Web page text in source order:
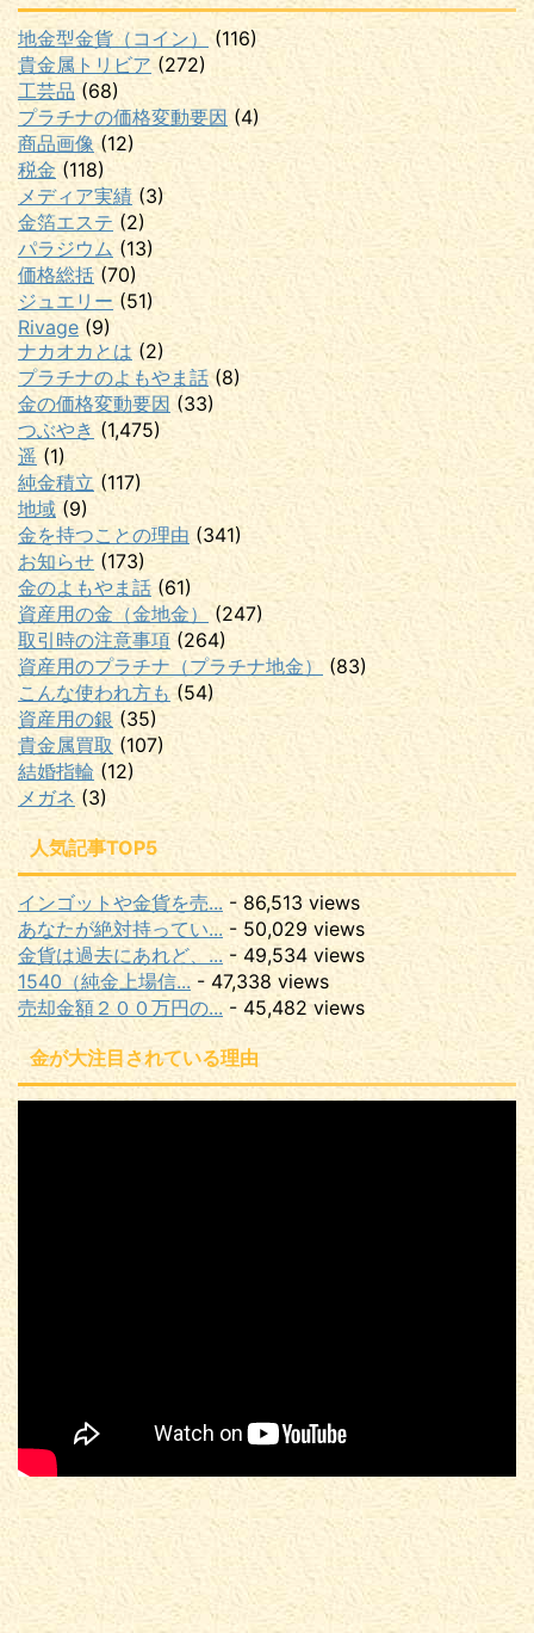
地金型金貨（コイン） (116)
貴金属トリビア(272)
工芸品(68)
プラチナの価格変動要因 (4)
商品画像 (12)
税金 (118)
メディア実績(3)
金箔エステ (2)
パラジウム(13)
価格総括(70)
ジュエリー(51)
Rivage (9)
ナカオカとは (2)
プラチナのよもやま話(8)
金の価格変動要因 (33)
つぶやき (1,475)
遥(1)
純金積立 (117)
地域 (9)
金を持つことの理由 (341)
お知らせ (173)
金のよもやま話 (61)
資産用の金（金地金） (247)
取引時の注意事項 (264)
資産用のプラチナ（プラチナ地金）
(83)
こんな使われ方も (54)
資産用の銀 (35)
貴金属買取 (107)
結婚指輪 (12)
メガネ(3)
人気記事TOP5
インゴットや金貨を売... - 86,513 views
あなたが絶対持ってい... - 50,029 views
金貨は過去にあれど、... - 49,534 views
1540（純金上場信... - 47,338 views
売却金額２００万円の... - 45,482 views
金が大注目されている理由